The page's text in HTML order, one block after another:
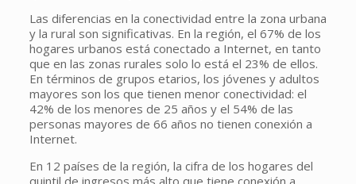
Las diferencias en la conectividad entre la zona urbana
y la rural son significativas. En la región, el 67% de los
hogares urbanos está conectado a Internet, en tanto
que en las zonas rurales solo lo está el 23% de ellos.
En términos de grupos etarios, los jóvenes y adultos
mayores son los que tienen menor conectividad: el
42% de los menores de 25 años y el 54% de las
personas mayores de 66 años no tienen conexión a
Internet.
En 12 países de la región, la cifra de los hogares del
quintil de ingresos más alto que tiene conexión a